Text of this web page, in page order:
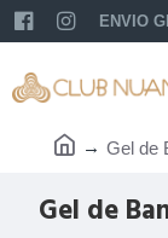
ENVIO
Gel de
Gel de